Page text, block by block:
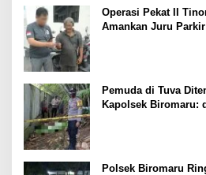
Operasi Pekat II
Amankan Juru
Pemuda di Tuva
Kapolsek Biromaru:
Polsek Biromaru